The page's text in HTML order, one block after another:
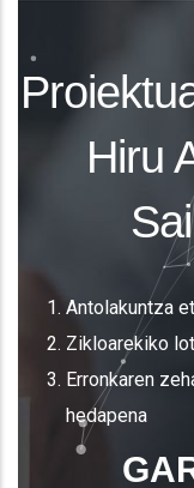
Hiru
Antolakuntza
Zikloarekiko
Erronkaren
hedapena